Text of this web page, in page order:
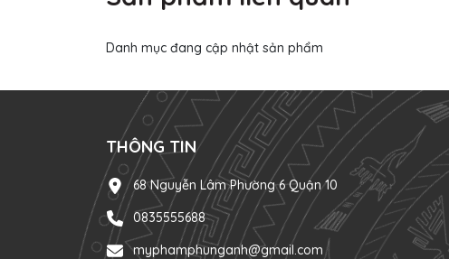
Danh mục đang cập nhật sản phẩm
THÔNG TIN
68 Nguyễn Lâm Phường 6 Quận 10
0835555688
myphamphunganh@gmail.com